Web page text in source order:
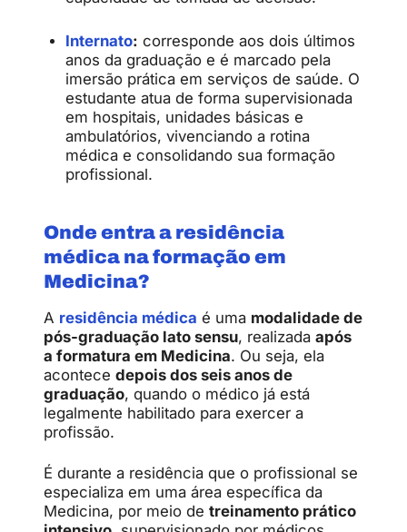
Internato: corresponde aos dois últimos
anos da graduação e é marcado pela
imersão prática em serviços de saúde. O
estudante atua de forma supervisionada
em hospitais, unidades básicas e
ambulatórios, vivenciando a rotina
médica e consolidando sua formação
profissional.
Onde entra a residência
médica na formação em
Medicina?
A residência médica é uma modalidade de
pós-graduação lato sensu, realizada após
a formatura em Medicina. Ou seja, ela
acontece depois dos seis anos de
graduação, quando o médico já está
legalmente habilitado para exercer a
profissão.
É durante a residência que o profissional se
especializa em uma área específica da
Medicina, por meio de treinamento prático